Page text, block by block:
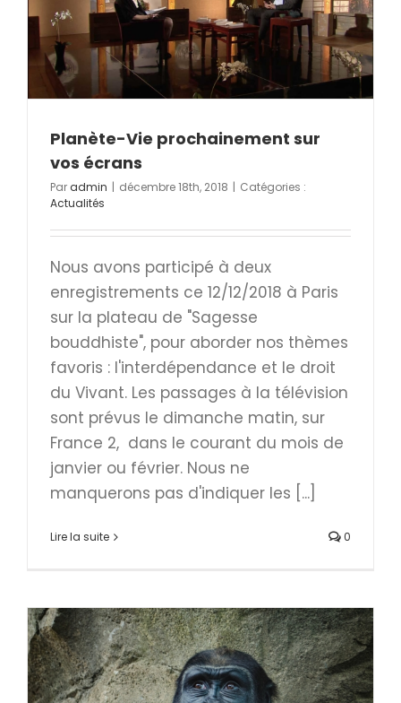
Planète-Vie prochainement sur
vos écrans
Paradmin | décembre 18th, 2018 | Catégories :
Actualités
Nous avons participé à deux
enregistrements ce 12/12/2018 à Paris
sur la plateau de "Sagesse
bouddhiste", pour aborder nos thèmes
favoris : l'interdépendance et le droit
du Vivant. Les passages à la télévision
sont prévus le dimanche matin, sur
France 2, dans le courant du mois de
janvier ou février. Nous ne
manquerons pas d'indiquer les [...]
Lire la suite 0